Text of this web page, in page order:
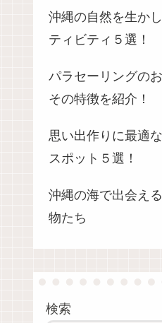
沖縄の自然を生か
ティビティ５選！
パラセーリングの
その特徴を紹介！
思い出作りに最適
スポット５選！
沖縄の海で出会え
物たち
検索